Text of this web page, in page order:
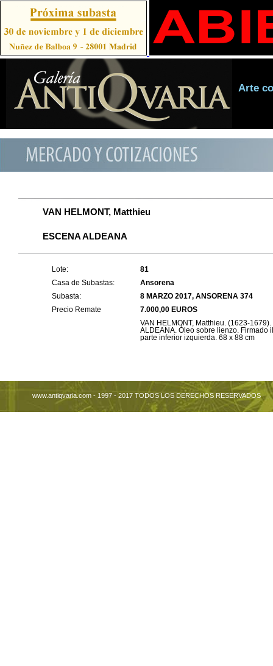
Arte
VAN HELMONT, Matthieu
ESCENA ALDEANA
Lote:
81
Casa de Subastas:
Ansorena
Subasta:
8 MARZO 2017, ANSORENA 374
Precio Remate
7.000,00 EUROS
VAN HELMONT, Matthieu. (1623-1679).
ALDEANA. Óleo sobre lienzo. Firmado
parte inferior izquierda. 68 x 88 cm
www.antiqvaria.com - 1997 - 2017 TODOS LOS DERECHOS RESERVADOS